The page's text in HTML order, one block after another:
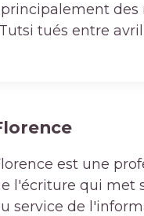
des
tués entre
est une
l'écriture qui met
service de